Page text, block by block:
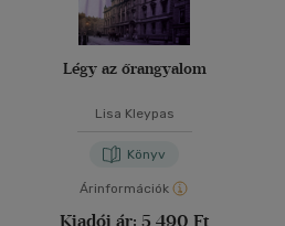
Légy az őrangyalom
Lisa Kleypas
Könyv
Árinformációk
Kiadói ár: 5 490 Ft